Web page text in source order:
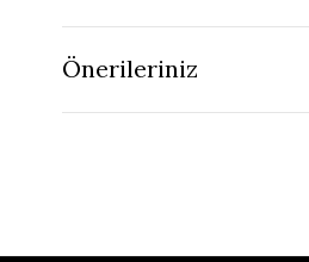
Önerileriniz